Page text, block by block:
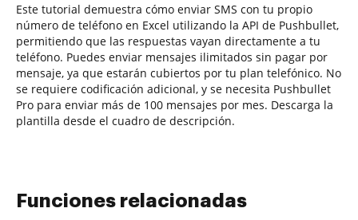
Este tutorial demuestra cómo enviar SMS con tu propio
número de teléfono en Excel utilizando la API de Pushbullet,
permitiendo que las respuestas vayan directamente a tu
teléfono. Puedes enviar mensajes ilimitados sin pagar por
mensaje, ya que estarán cubiertos por tu plan telefónico. No
se requiere codificación adicional, y se necesita Pushbullet
Pro para enviar más de 100 mensajes por mes. Descarga la
plantilla desde el cuadro de descripción.
Funciones relacionadas